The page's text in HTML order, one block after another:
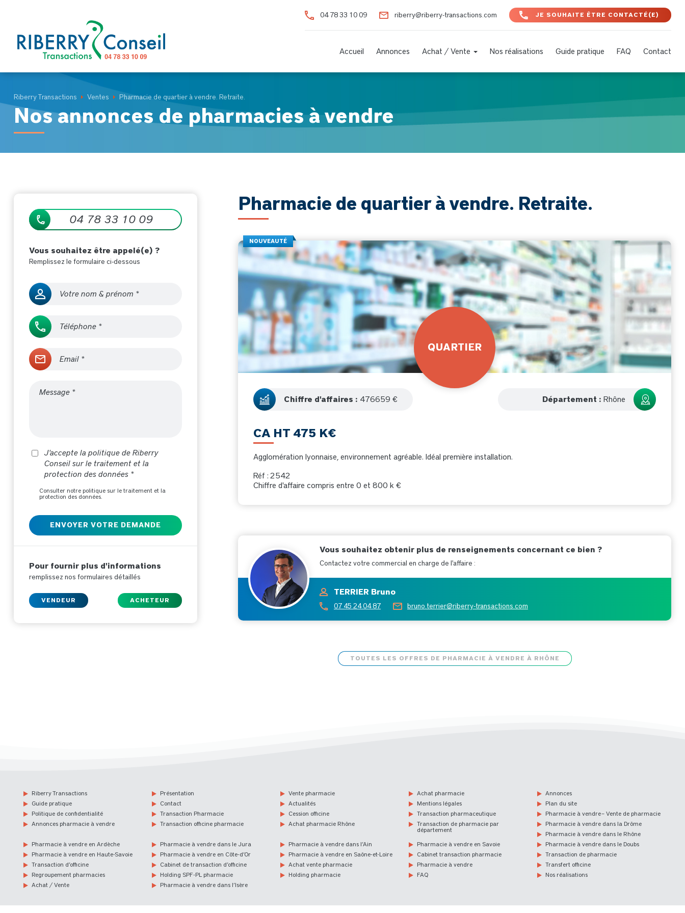
04 78 33 10 09 riberry@riberry-transactions.com JE SOUHAITE ÊTRE CONTACTÉ(E)
Accueil Annonces Achat / Vente Nos réalisations Guide pratique FAQ Contact
Riberry Transactions Ventes Pharmacie de quartier à vendre. Retraite.
Nos annonces de pharmacies à vendre
04 78 33 10 09
Vous souhaitez être appelé(e) ?
Remplissez le formulaire ci-dessous
J'accepte la politique de Riberry
Conseil sur le traitement et la
protection des données *
Consulter notre politique sur le traitement et la
protection des données.
Pour fournir plus d'informations
remplissez nos formulaires détaillés
VENDEUR ACHETEUR
Pharmacie de quartier à vendre. Retraite.
NOUVEAUTÉ
QUARTIER
Chiffre d'affaires : 476659 € Département : Rhône
CA HT 475 K€
Agglomération lyonnaise, environnement agréable. Idéal première installation.
Réf : 2542
Chiffre d'affaire compris entre 0 et 800 k €
Vous souhaitez obtenir plus de renseignements concernant ce bien ?
Contactez votre commercial en charge de l'affaire :
TERRIER Bruno
07 45 24 04 87 bruno.terrier@riberry-transactions.com
TOUTES LES OFFRES DE PHARMACIE À VENDRE À RHÔNE
Riberry Transactions Présentation Vente pharmacie Achat pharmacie
Annonces
Guide pratique
Contact Actualités Mentions légales
Plan du site
Politique de confidentialité
Transaction Pharmacie Cession officine Transaction pharmaceutique
Pharmacie à vendre – Vente de pharmacie
Annonces pharmacie à vendre
Transaction officine pharmacie Achat pharmacie Rhône
Transaction de pharmacie par
département
Pharmacie à vendre dans la Drôme
Pharmacie à vendre dans le Rhône
Pharmacie à vendre en Ardèche
Pharmacie à vendre dans le Jura Pharmacie à vendre dans l’Ain Pharmacie à vendre en Savoie
Pharmacie à vendre dans le Doubs
Pharmacie à vendre en Haute-Savoie
Pharmacie à vendre en Côte-d’Or Pharmacie à vendre en Saône-et-Loire Cabinet transaction pharmacie
Transaction de pharmacie
Transaction d’officine
Cabinet de transaction d’officine Achat vente pharmacie Pharmacie à vendre
Transfert officine
Regroupement pharmacies
Holding SPF-PL pharmacie Holding pharmacie FAQ
Nos réalisations
Achat / Vente
Pharmacie à vendre dans l’Isère